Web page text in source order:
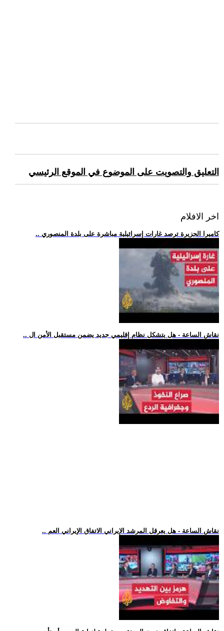
التعليق والتصويت على الموضوع في الموقع الرئيسي
اخر الافلام
.. كاميرا الجزيرة ترصد غارات إسرائيلية مباشرة على بلدة المنصوري
.. نقاش الساعة - هل يتشكل نظام إقليمي جديد يضمن مستقبل الأمن ال
.. نقاش الساعة - هل يعرقل المرشد الإيراني الاتفاق الإيراني العم